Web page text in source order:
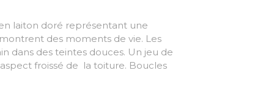
laiton doré représentant une
des moments de vie. Les
dans des teintes douces. Un jeu de
froissé de la toiture. Boucles